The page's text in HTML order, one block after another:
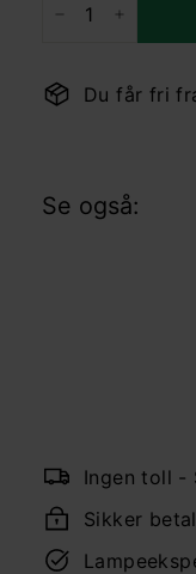
Du får fri
Se også:
Ingen toll -
Sikker